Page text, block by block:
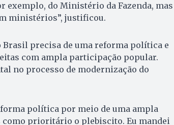
exemplo, do Ministério da Fazenda, mas
ministérios”, justificou.
Brasil precisa de uma reforma política e
com ampla participação popular.
no processo de modernização do
política por meio de uma ampla
prioritário o plebiscito. Eu mandei